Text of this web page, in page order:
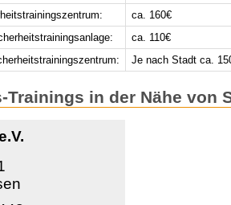
ca. 160€
ca. 110€
Je nach Stadt ca.
Trainings in der Nähe von